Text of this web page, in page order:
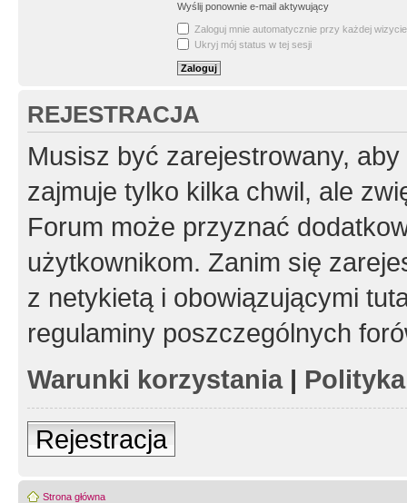
Wyślij ponownie e-mail aktywujący
Zaloguj mnie automatycznie przy każdej wizycie
Ukryj mój status w tej sesji
REJESTRACJA
Musisz być zarejestrowany,
zajmuje tylko kilka chwil, ale
Forum może przyznać
użytkownikom. Zanim się
z netykietą i obowiązującymi
regulaminy poszczególnych
Warunki korzystania|
Rejestracja
Strona główna